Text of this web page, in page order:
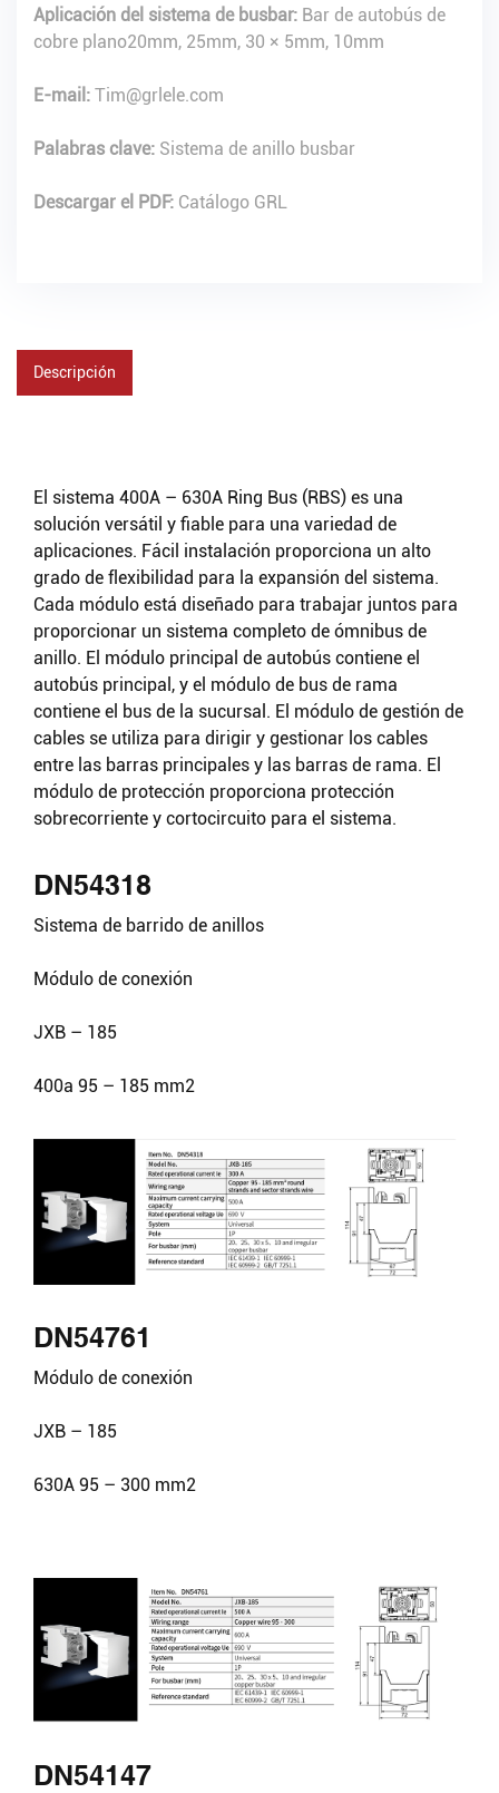
Aplicación del sistema de busbar: Bar de autobús de
cobre plano20mm, 25mm, 30 × 5mm, 10mm
E-mail: Tim@grlele.com
Palabras clave: Sistema de anillo busbar
Descargar el PDF: Catálogo GRL
Descripción
El sistema 400A – 630A Ring Bus (RBS) es una
solución versátil y fiable para una variedad de
aplicaciones. Fácil instalación proporciona un alto
grado de flexibilidad para la expansión del sistema.
Cada módulo está diseñado para trabajar juntos para
proporcionar un sistema completo de ómnibus de
anillo. El módulo principal de autobús contiene el
autobús principal, y el módulo de bus de rama
contiene el bus de la sucursal. El módulo de gestión de
cables se utiliza para dirigir y gestionar los cables
entre las barras principales y las barras de rama. El
módulo de protección proporciona protección
sobrecorriente y cortocircuito para el sistema.
DN54318
Sistema de barrido de anillos
Módulo de conexión
JXB – 185
400a 95 – 185 mm2
DN54761
Módulo de conexión
JXB – 185
630A 95 – 300 mm2
DN54147